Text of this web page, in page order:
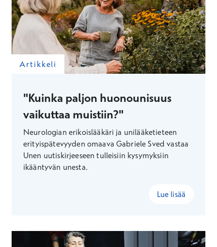
Artikkeli
"Kuinka paljon huonounisuus
vaikuttaa muistiin?"
Neurologian erikoislääkäri ja unilääketieteen
erityispätevyyden omaava Gabriele Sved vastaa
Unen uutiskirjeeseen tulleisiin kysymyksiin
ikääntyvän unesta.
Lue lisää